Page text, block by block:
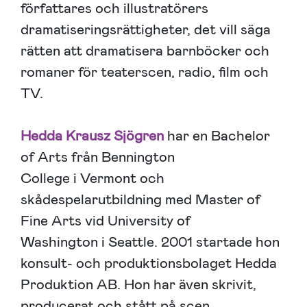
författares och illustratörers
dramatiseringsrättigheter, det vill säga
rätten att dramatisera barnböcker och
romaner för teaterscen, radio, film och
TV.
Hedda Krausz Sjögren har en Bachelor
of Arts från Bennington
College i Vermont och
skådespelarutbildning med Master of
Fine Arts vid University of
Washington i Seattle. 2001 startade hon
konsult- och produktionsbolaget Hedda
Produktion AB. Hon har även skrivit,